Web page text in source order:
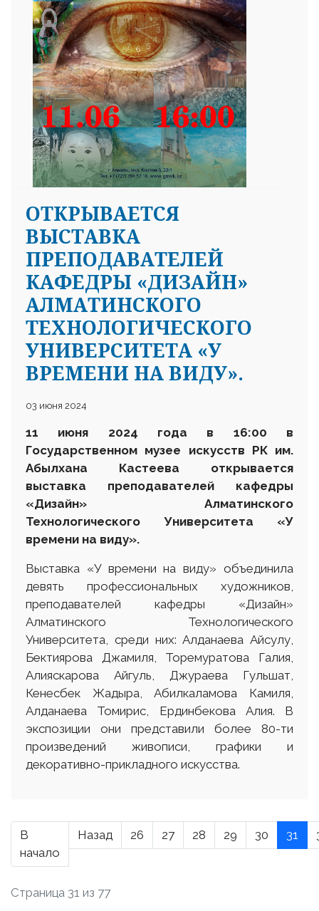
ОТКРЫВАЕТСЯ
ВЫСТАВКА
ПРЕПОДАВАТЕЛЕЙ
КАФЕДРЫ «ДИЗАЙН»
АЛМАТИНСКОГО
ТЕХНОЛОГИЧЕСКОГО
УНИВЕРСИТЕТА «У
ВРЕМЕНИ НА ВИДУ».
03 июня 2024
11 июня 2024 года в 16:00 в
Государственном музее искусств РК им.
Абылхана Кастеева открывается
выставка преподавателей кафедры
«Дизайн» Алматинского
Технологического Университета «У
времени на виду».
Выставка «У времени на виду» объединила
девять профессиональных художников,
преподавателей кафедры «Дизайн»
Алматинского Технологического
Университета, среди них: Алданаева Айсулу,
Бектиярова Джамиля, Торемуратова Галия,
Алияскарова Айгуль, Джураева Гульшат,
Кенесбек Жадыра, Абилкаламова Камиля,
Алданаева Томирис, Ердинбекова Алия. В
экспозиции они представили более 80-ти
произведений живописи, графики и
декоративно-прикладного искусства.
В
начало
Назад 26 27 28 29 30 31
Страница 31 из 77